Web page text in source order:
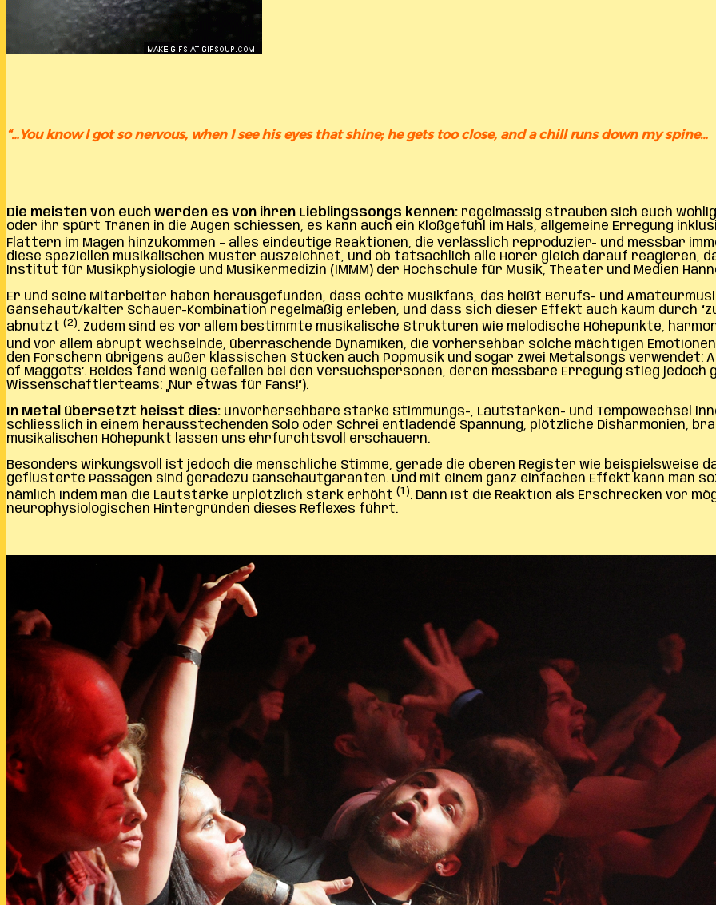
“…You know I got so nervous, when I see his eyes that shine; he gets too close, and a chill runs down my spine…
Die meisten von euch werden es von ihren Lieblingssongs kennen: regelmässig sträuben sich euch
oder ihr spürt Tränen in die Augen schiessen, es kann auch ein Kloßgefühl im Hals, allgemeine Erregung
Flattern im Magen hinzukommen – alles eindeutige Reaktionen, die verlässlich reproduzier- und messbar
diese speziellen musikalischen Muster auszeichnet, und ob tatsächlich alle Hörer gleich darauf reagieren,
Institut für Musikphysiologie und Musikermedizin (IMMM) der Hochschule für Musik, Theater und Medien
Er und seine Mitarbeiter haben herausgefunden, dass echte Musikfans, das heißt Berufs- und
Gänsehaut/kalter Schauer-Kombination regelmäßig erleben, und dass sich dieser Effekt auch kaum durch
abnutzt (2). Zudem sind es vor allem bestimmte musikalische Strukturen wie melodische Höhepunkte,
und vor allem abrupt wechselnde, überraschende Dynamiken, die vorhersehbar solche mächtigen
den Forschern übrigens außer klassischen Stücken auch Popmusik und sogar zwei Metalsongs verwendet:
of Maggots’. Beides fand wenig Gefallen bei den Versuchspersonen, deren messbare Erregung stieg
Wissenschaftlerteams: „Nur etwas für Fans!“).
In Metal übersetzt heisst dies: unvorhersehbare starke Stimmungs-, Lautstärken- und Tempowechsel
schliesslich in einem herausstechenden Solo oder Schrei entladende Spannung, plötzliche Disharmonien,
musikalischen Höhepunkt lassen uns ehrfurchtsvoll erschauern.
Besonders wirkungsvoll ist jedoch die menschliche Stimme, gerade die oberen Register wie beispielsweise
geflüsterte Passagen sind geradezu Gänsehautgaranten. Und mit einem ganz einfachen Effekt kann man
nämlich indem man die Lautstärke urplötzlich stark erhöht (1). Dann ist die Reaktion als Erschrecken vor
neurophysiologischen Hintergründen dieses Reflexes führt.